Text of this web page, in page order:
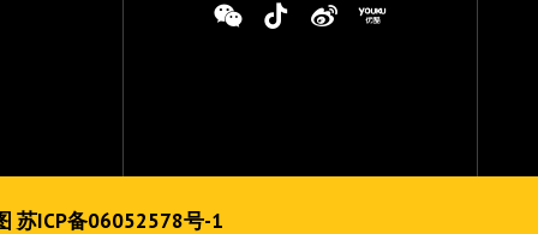
苏ICP备06052578号-1